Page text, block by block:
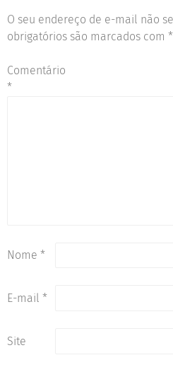
O seu endereço de e-mail não
obrigatórios são marcados com*
Comentário
*
Nome*
E-mail*
Site